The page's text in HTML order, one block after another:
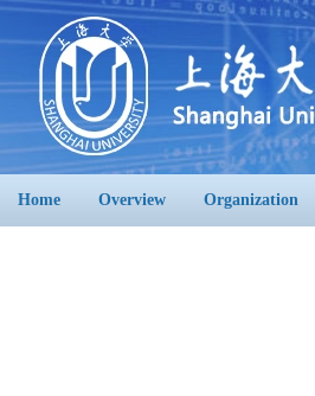
Home Overview Organization